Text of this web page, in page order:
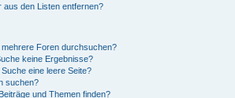
aus den Listen entfernen?
Foren durchsuchen?
keine Ergebnisse?
eine leere Seite?
suchen?
und Themen finden?